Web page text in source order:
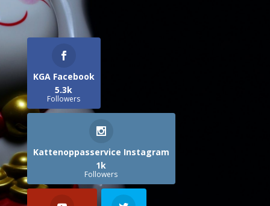
KGA Facebook
5.3k
Followers
Kattenoppasservice Instagram
1k
Followers